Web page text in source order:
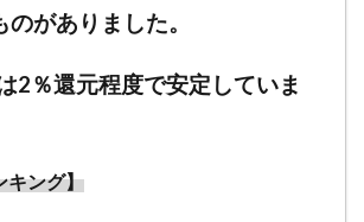
がありました。
2％還元程度で安定していま
キング】